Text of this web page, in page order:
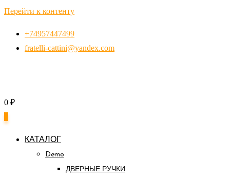
Перейти к контенту
+74957447499
fratelli-cattini@yandex.com
0 ₽
КАТАЛОГ
Demo
ДВЕРНЫЕ РУЧКИ